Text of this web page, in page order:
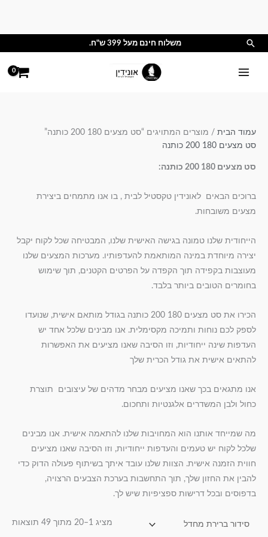
חיפוש משלוח חינם מעל 399 ש"ח.
עמוד הבית / מוצרים המתויגים “סט מצעים 180 200 כותנה”
סט מצעים 180 200 כותנה
סט מצעים 180 200 כותנה:
ברוכים הבאים לאונידין טקסטיל לבית , בו אנו מתמחים ביצירת
מצעים משובחות.
הייחודית שלנו טמונה בגישה האישית שלנו, המבטיחה שכל לקוח יקבל
יצירה מיוחדת במינה המותאמת להעדפותיו. מערכות המצעים שלנו
מעוצבות בקפידה תוך הקפדה על הפרטים הקטנים, תוך שימוש
בחומרים הטובים ביותר בלבד.
הכירו את סט מצעים 180 200 כותנה בגודל מותאם אישית, שנועדו
לספק לכם נוחות ותמיכה מקסימלית. אנו מבינים שלכל אחד יש
העדפות שינה ייחודיות, וזו הסיבה שאנו מציעים את האפשרות
להתאים אישית את גודל הכרית שלך
אנו מתגאים בכך שאנו מציעים מבחר מדהים של עיצובים תוצרת
כחול ולבן המשדרים אלגנטיות ותחכום.
מה שמייחד אותנו הוא המחויבות שלנו להתאמה אישית. אנו מבינים
שלכל לקוח יש טעמים והעדפות ייחודיות, וזו הסיבה שאנו מציעים
חווית הזמנה אישית. הצוות שלנו עובד איתך בשיתוף פעולה הדוק כדי
להבין את החזון שלך, תוך התחשבות בערכת הצבעים הרצויה,
בדפוסים ובכל דרישות ספציפיות שיש לך.
מציג 1–20 מתוך 49 תוצאות